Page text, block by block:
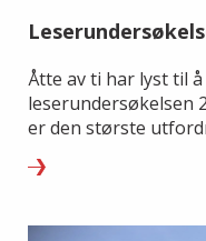
Åtte av ti har lyst til
leserundersøkelsen
er den største